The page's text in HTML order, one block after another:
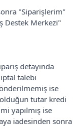
"Siparişlerim"
Destek Merkezi"
detayında
talebi
ise
tutar kredi
yapılmış ise
iadesinden sonra